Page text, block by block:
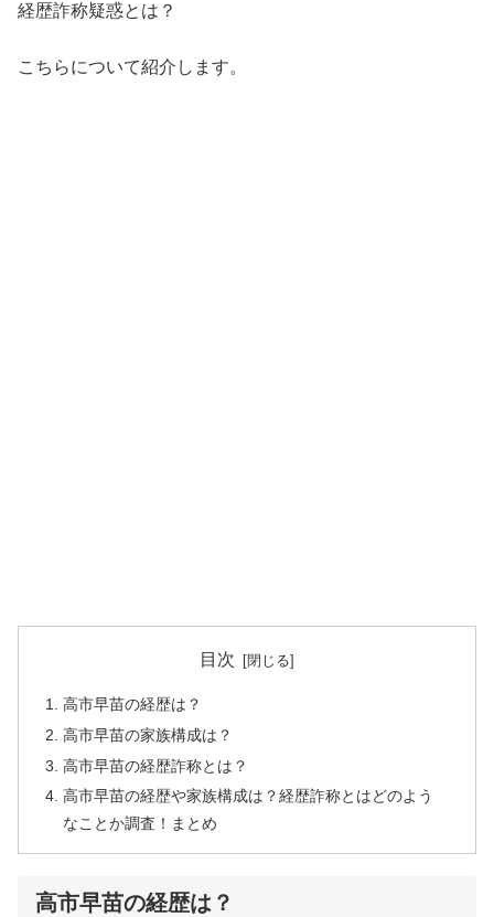
経歴詐称疑惑とは？
こちらについて紹介します。
目次
高市早苗の経歴は？
高市早苗の家族構成は？
高市早苗の経歴詐称とは？
高市早苗の経歴や家族構成は？経歴詐称とはどのよう
なことか調査！まとめ
高市早苗の経歴は？